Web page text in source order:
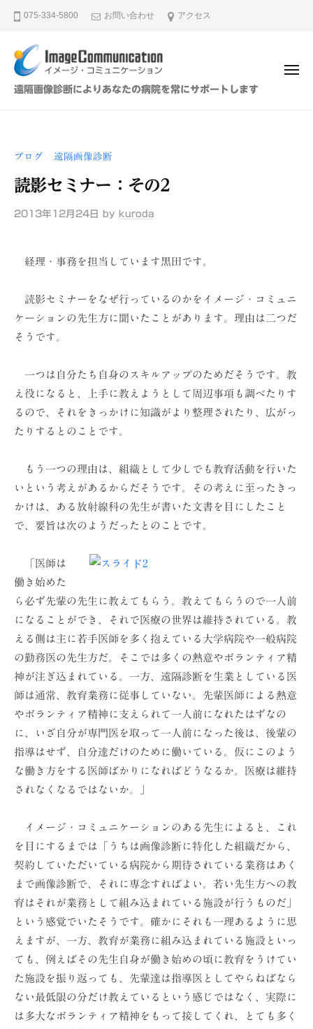
075-334-5800 お問い合わせ アクセス
イ
コ
ケ
シ
ョ
ン
）
遠隔画像診断によりあなたの病院を常にサポートします
メ
ブログ 遠隔画像診断
読影セミナー：その2
2013年12月24日 by kuroda
経理・事務を担当しています黒田です。
読影セミナーをなぜ行っているのかをイメージ・コミュニ
ケーションの先生方に聞いたことがあります。理由は二つだ
そうです。
一つは自分たち自身のスキルアップのためだそうです。教
え役になると、上手に教えようとして周辺事項も調べたりす
るので、それをきっかけに知識がより整理されたり、広がっ
たりするとのことです。
もう一つの理由は、組織として少しでも教育活動を行いた
いという考えがあるからだそうです。その考えに至ったきっ
かけは、ある放射線科の先生が書いた文書を目にしたこと
で、要旨は次のようだったとのことです。
「医師は
働き始めた
ら必ず先輩の先生に教えてもらう。教えてもらうので一人前
になることができ、それで医療の世界は維持されている。教
える側は主に若手医師を多く抱えている大学病院や一般病院
の勤務医の先生方だ。そこでは多くの熱意やボランティア精
神が注ぎ込まれている。一方、遠隔診断を生業としている医
師は通常、教育業務に従事していない。先輩医師による熱意
やボランティア精神に支えられて一人前になれたはずなの
に、いざ自分が専門医を取って一人前になった後は、後輩の
指導はせず、自分達だけのために働いている。仮にこのよう
な働き方をする医師ばかりになればどうなるか。医療は維持
されなくなるではないか。」
イメージ・コミュニケーションのある先生によると、これ
を目にするまでは「うちは画像診断に特化した組織だから、
契約していただいている病院から期待されている業務はあく
まで画像診断で、それに専念すればよい。若い先生方への教
育はそれが業務として組み込まれている施設が行うものだ」
という感覚でいたそうです。確かにそれも一理あるように思
えますが、一方、教育が業務に組み込まれている施設といっ
ても、例えばその先生自身が働き始めの頃に教育をうけてい
た施設を振り返っても、先輩達は指導医としてやらねばなら
ない最低限の分だけ教えているという感じではなく、実際に
は多大なボランティア精神をもって接してくれ、とても多く
メ
ジ
・
コ
ケ
シ
ン